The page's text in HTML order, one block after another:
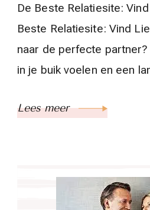
De Beste Relatiesite:
Beste Relatiesite: Vind
naar de perfecte
in je buik voelen en een
Lees meer